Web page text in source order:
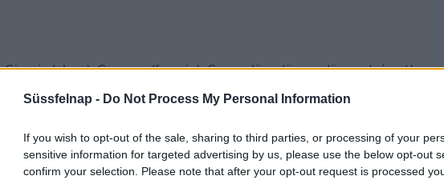
Süssfelnap - Do Not Process My Personal Information
If you wish to opt-out of the sale, sharing to third parties, or processing of your
sensitive information for targeted advertising by us, please use the below opt-out
confirm your selection. Please note that after your opt-out request is processed
(olasz), Georges (francia), Georg, Jörg, Jürgen, Jörgen (német),
(román), Jerzy (lengyel), Jiří (cseh), Jorge (spanyol, portugál), Juraj
Djordje (szerb), Jordi (katalán), Chorche (aragóniai)
Óránkénti előrejelzés 30/60/90 napos előrejelzés